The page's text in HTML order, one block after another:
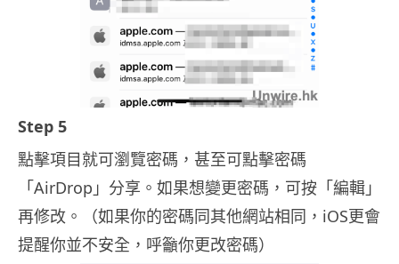
Step 5
點擊項目就可瀏覽密碼，甚至可點擊密碼
「AirDrop」分享。如果想變更密碼，可按「編輯」
再修改。（如果你的密碼同其他網站相同，iOS更會
提醒你並不安全，呼籲你更改密碼）